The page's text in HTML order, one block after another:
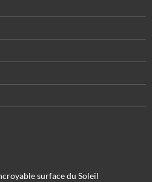
surface du Soleil